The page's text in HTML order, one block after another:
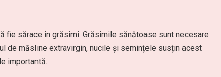
fie sărace în grăsimi. Grăsimile sănătoase sunt necesare
de măsline extravirgin, nucile și semințele susțin acest
importantă.